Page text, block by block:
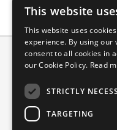
Scuola
Piazza dei
Partita IVA
This website
This website uses
experience. By using our
consent to all cookies in
our Cookie Policy. Read
STRICTLY
TARGETING